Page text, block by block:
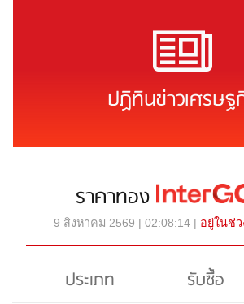
ปฏิทินข่าวเศรษฐ
ราคาทอง
9 สิงหาคม 2569 | 02:08:14 | อยู่ในช่
ประเภท รับซื้อ